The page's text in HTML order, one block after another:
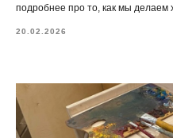
подробнее про то, как мы делаем
20.02.2026